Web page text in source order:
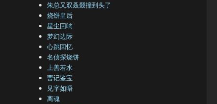
朱总又双叒叕撞到头了
烧饼皇后
星尘回响
梦幻边际
心跳回忆
名侦探烧饼
上善若水
曹记鉴宝
见字如晤
离魂